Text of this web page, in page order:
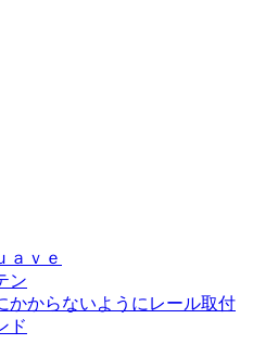
ａｖｅ
ン
かからないようにレール取付
ド